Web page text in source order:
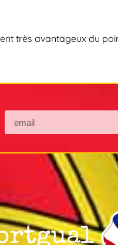
très avantageux du